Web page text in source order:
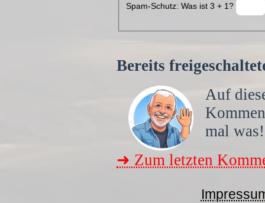
Spam-Schutz: Was ist 3 + 1?
Bereits
Auf
mal was!
➜ Zum letzten